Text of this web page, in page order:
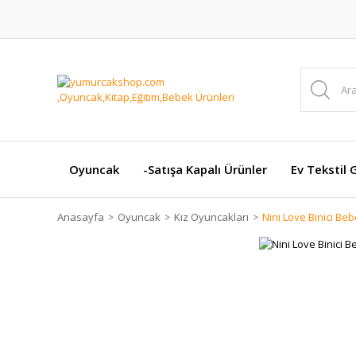
Oyuncak -Satışa Kapalı Ürünler Ev Tekstil
Anasayfa Oyuncak Kız Oyuncakları Nini Love Binici